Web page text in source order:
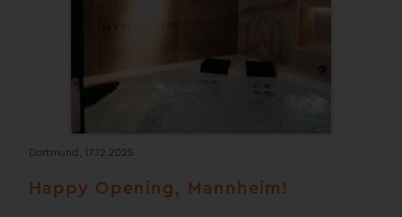
Dortmund, 17.12.2025
Happy Opening, Mannheim!